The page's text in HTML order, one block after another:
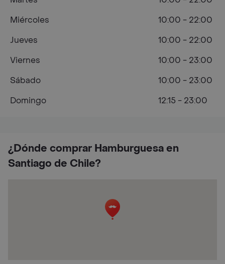
¿Dónde comprar Hamburguesa en
Santiago de Chile?
Miércoles
10:00 - 22:00
Jueves
10:00 - 22:00
Viernes
10:00 - 23:00
Sábado
10:00 - 23:00
Domingo
12:15 - 23:00